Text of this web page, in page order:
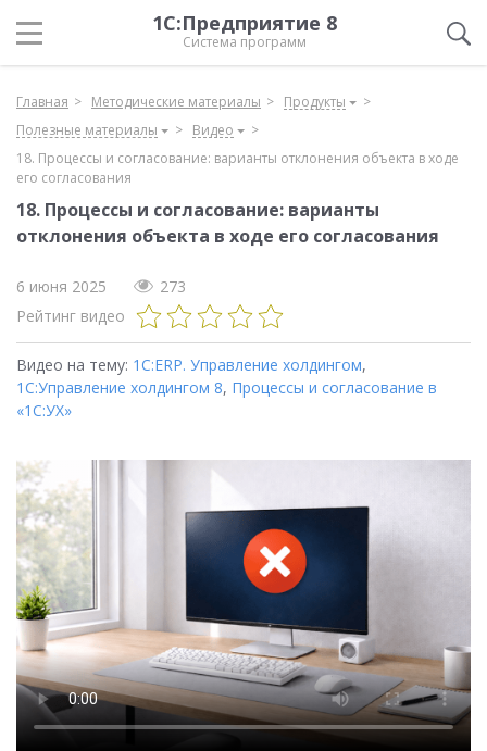
1С:Предприятие 8
Система программ
Главная Методические материалы
Продукты
Полезные материалы
Видео
18. Процессы и согласование: варианты отклонения объекта в ходе
его согласования
18. Процессы и согласование: варианты
отклонения объекта в ходе его согласования
6 июня 2025
273
Рейтинг видео
Видео на тему: 1С:ERP. Управление холдингом,
1С:Управление холдингом 8, Процессы и согласование в
«1С:УХ»